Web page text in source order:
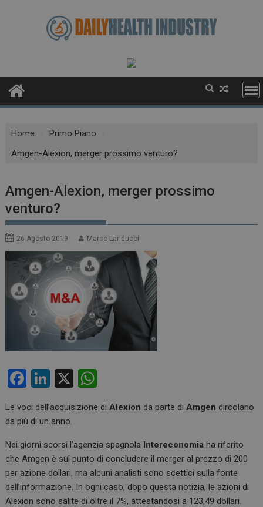
Home
Primo Piano
Amgen-Alexion, merger prossimo venturo?
Amgen-Alexion, merger prossimo
venturo?
26 Agosto 2019 Marco Landucci
F
ce
o
o
k
Li
ke
n
X
at
A
p
p
Le voci dell’acquisizione diAlexion da parte diAmgen circolano
da più di un anno.
Nei giorni scorsi l’agenzia spagnola Intereconomia ha riferito
che Amgen è sul punto di concludere il merger al prezzo di 200
per azione dollari, ma alcuni analisti sono scettici sulla fonte
dell’informazione. In ogni caso, dopo questa notizia, le azioni di
Alexion sono salite di oltre il 7%, attestandosi a 123,49 dollari.